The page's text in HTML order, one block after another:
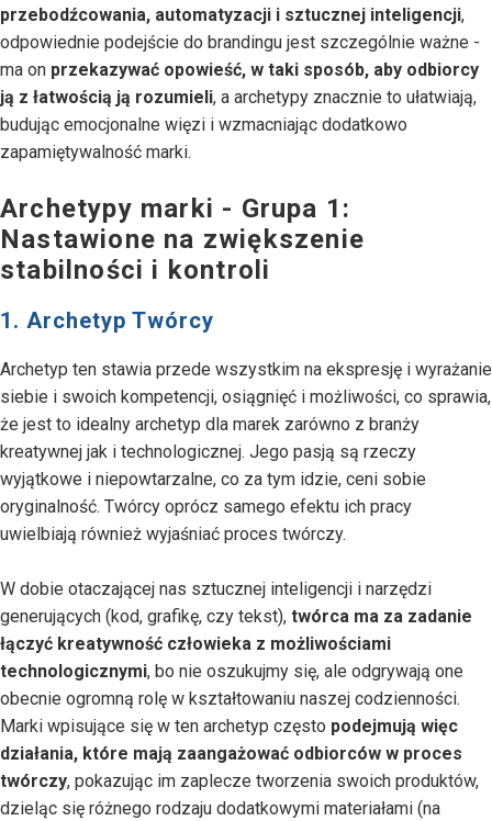
przebodźcowania, automatyzacji i sztucznej inteligencji,
odpowiednie podejście do brandingu jest szczególnie ważne -
ma on przekazywać opowieść, w taki sposób, aby odbiorcy
ją z łatwością ją rozumieli, a archetypy znacznie to ułatwiają,
budując emocjonalne więzi i wzmacniając dodatkowo
zapamiętywalność marki.
Archetypy marki - Grupa 1:
Nastawione na zwiększenie
stabilności i kontroli
1. Archetyp Twórcy
Archetyp ten stawia przede wszystkim na ekspresję i wyrażanie
siebie i swoich kompetencji, osiągnięć i możliwości, co sprawia,
że jest to idealny archetyp dla marek zarówno z branży
kreatywnej jak i technologicznej. Jego pasją są rzeczy
wyjątkowe i niepowtarzalne, co za tym idzie, ceni sobie
oryginalność. Twórcy oprócz samego efektu ich pracy
uwielbiają również wyjaśniać proces twórczy.
W dobie otaczającej nas sztucznej inteligencji i narzędzi
generujących (kod, grafikę, czy tekst), twórca ma za zadanie
łączyć kreatywność człowieka z możliwościami
technologicznymi, bo nie oszukujmy się, ale odgrywają one
obecnie ogromną rolę w kształtowaniu naszej codzienności.
Marki wpisujące się w ten archetyp często podejmują więc
działania, które mają zaangażować odbiorców w proces
twórczy, pokazując im zaplecze tworzenia swoich produktów,
dzieląc się różnego rodzaju dodatkowymi materiałami (na